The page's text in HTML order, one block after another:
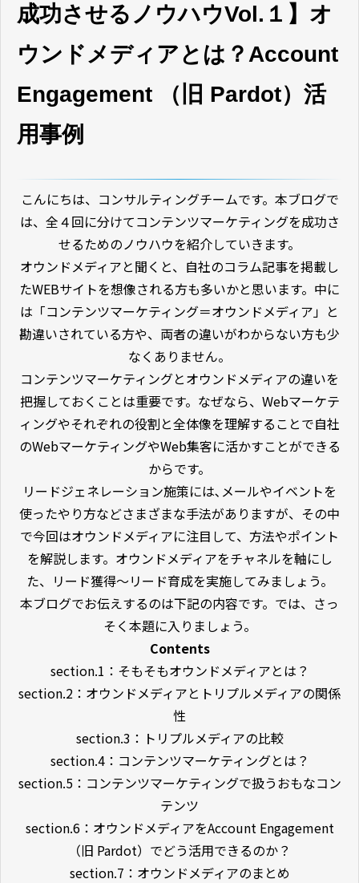
成功させるノウハウVol.１】オ
ウンドメディアとは？Account
Engagement （旧 Pardot）活
用事例
こんにちは、コンサルティングチームです。本ブログで
は、全４回に分けてコンテンツマーケティングを成功さ
せるためのノウハウを紹介していきます。
オウンドメディアと聞くと、自社のコラム記事を掲載し
たWEBサイトを想像される方も多いかと思います。中に
は「コンテンツマーケティング＝オウンドメディア」と
勘違いされている方や、両者の違いがわからない方も少
なくありません。
コンテンツマーケティングとオウンドメディアの違いを
把握しておくことは重要です。なぜなら、Webマーケテ
ィングやそれぞれの役割と全体像を理解することで自社
のWebマーケティングやWeb集客に活かすことができる
からです。
リードジェネレーション施策には､メールやイベントを
使ったやり方などさまざまな手法がありますが、その中
で今回はオウンドメディアに注目して、方法やポイント
を解説します。オウンドメディアをチャネルを軸にし
た、リード獲得〜リード育成を実施してみましょう。
本ブログでお伝えするのは下記の内容です。では、さっ
そく本題に入りましょう。
Contents
section.1：そもそもオウンドメディアとは？
section.2：オウンドメディアとトリプルメディアの関係
性
section.3：トリプルメディアの比較
section.4：コンテンツマーケティングとは？
section.5：コンテンツマーケティングで扱うおもなコン
テンツ
section.6：オウンドメディアをAccount Engagement
（旧 Pardot）でどう活用できるのか？
section.7：オウンドメディアのまとめ